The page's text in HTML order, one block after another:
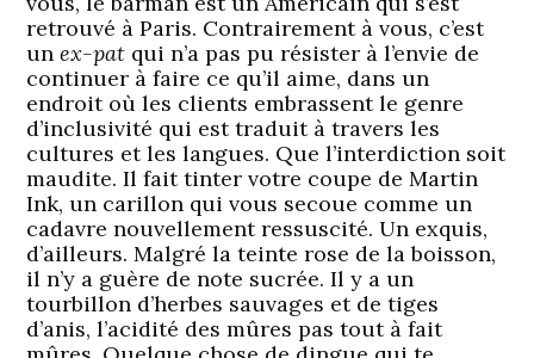
retrouvé à Paris. Contrairement à vous, c’est
unex-pat qui n’a pas pu résister à l’envie de
continuer à faire ce qu’il aime, dans un
endroit où les clients embrassent le genre
d’inclusivité qui est traduit à travers les
cultures et les langues. Que l’interdiction soit
maudite. Il fait tinter votre coupe de Martin
Ink, un carillon qui vous secoue comme un
cadavre nouvellement ressuscité. Un exquis,
d’ailleurs. Malgré la teinte rose de la boisson,
il n’y a guère de note sucrée. Il y a un
tourbillon d’herbes sauvages et de tiges
d’anis, l’acidité des mûres pas tout à fait